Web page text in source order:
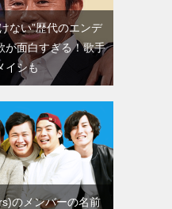
ない”歴代のエンデ
が面白すぎる！歌手
イシも
のメンバーの名前